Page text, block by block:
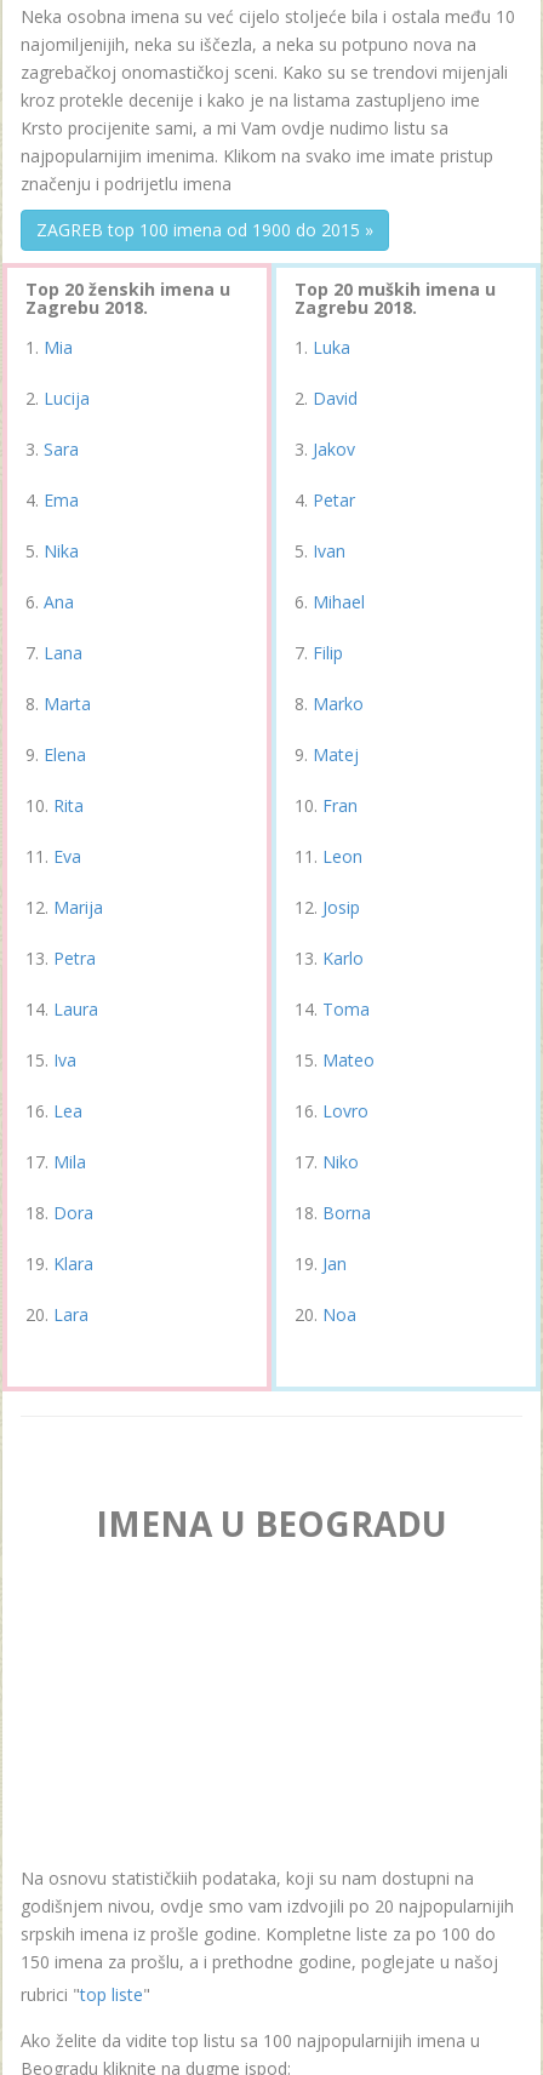
Neka osobna imena su već cijelo stoljeće bila i ostala među 10
najomiljenijih, neka su iščezla, a neka su potpuno nova na
zagrebačkoj onomastičkoj sceni. Kako su se trendovi mijenjali
kroz protekle decenije i kako je na listama zastupljeno ime
Krsto procijenite sami, a mi Vam ovdje nudimo listu sa
najpopularnijim imenima. Klikom na svako ime imate pristup
značenju i podrijetlu imena
ZAGREB top 100 imena od 1900 do 2015 »
Top 20 ženskih imena u
Zagrebu 2018.
Mia
Lucija
Sara
Ema
Nika
Ana
Lana
Marta
Elena
Rita
Eva
Marija
Petra
Laura
Iva
Lea
Mila
Dora
Klara
Lara
Top 20 muških imena u
Zagrebu 2018.
Luka
David
Jakov
Petar
Ivan
Mihael
Filip
Marko
Matej
Fran
Leon
Josip
Karlo
Toma
Mateo
Lovro
Niko
Borna
Jan
Noa
IMENA U BEOGRADU
Na osnovu statističkiih podataka, koji su nam dostupni na
godišnjem nivou, ovdje smo vam izdvojili po 20 najpopularnijih
srpskih imena iz prošle godine. Kompletne liste za po 100 do
150 imena za prošlu, a i prethodne godine, poglejate u našoj
rubrici "top liste"
Ako želite da vidite top listu sa 100 najpopularnijih imena u
Beogradu kliknite na dugme ispod: